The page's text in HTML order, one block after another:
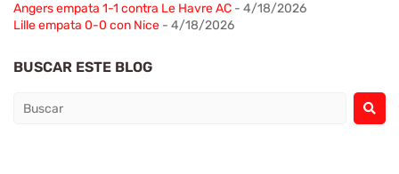
Angers empata 1-1 contra Le Havre AC - 4/18/2026
Lille empata 0-0 con Nice - 4/18/2026
BUSCAR ESTE BLOG